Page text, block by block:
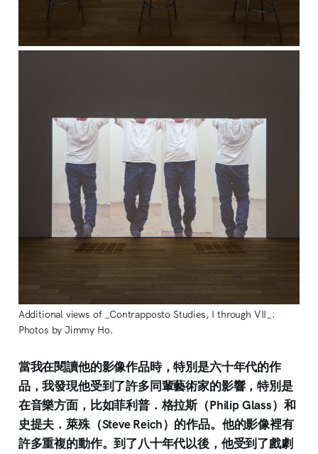
Additional views of _Contrapposto Studies, I through VII_.
Photos by Jimmy Ho.
當我在閱讀他的影像作品時，特別是六十年代的作
品，我發現他受到了許多同輩藝術家的影響，特別是
在音樂方面，比如菲利普．格拉斯（Philip Glass）和
史提夫．萊殊（Steve Reich）的作品。他的影像裡有
許多重複的動作。到了八十年代以後，他受到了戲劇